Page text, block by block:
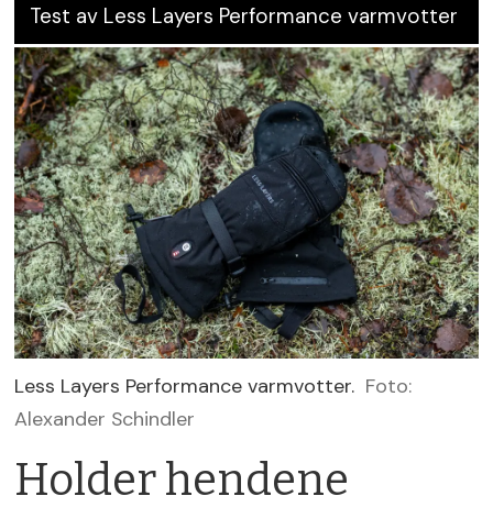
Test av Less Layers Performance varmvotter
Less Layers Performance varmvotter. Foto:
Alexander Schindler
Holder hendene